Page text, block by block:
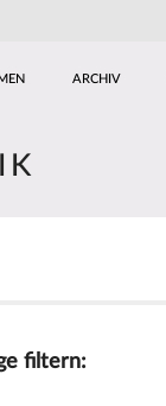
ARCHIV
filtern: